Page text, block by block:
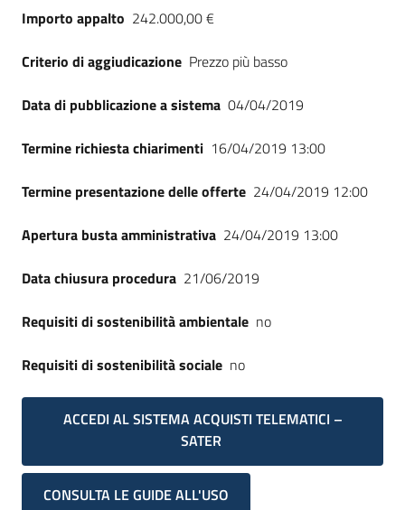
su
Importo appalto 242.000,00 €
Criterio di aggiudicazione Prezzo più basso
Data di pubblicazione a sistema 04/04/2019
Termine richiesta chiarimenti 16/04/2019 13:00
Termine presentazione delle offerte 24/04/2019 12:00
Apertura busta amministrativa 24/04/2019 13:00
Data chiusura procedura 21/06/2019
Requisiti di sostenibilità ambientale no
Requisiti di sostenibilità sociale no
ACCEDI AL SISTEMA ACQUISTI TELEMATICI –
SATER
CONSULTA LE GUIDE ALL'USO